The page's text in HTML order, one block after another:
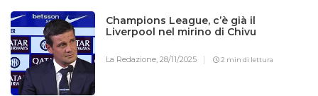
Champions League, c’è già il
Liverpool nel mirino di Chivu
La Redazione,28/11/2025 2 min di lettura